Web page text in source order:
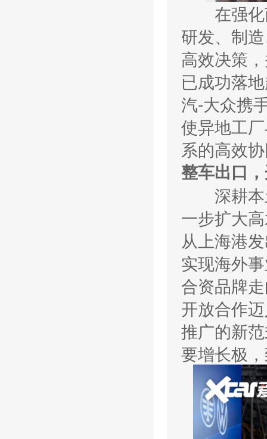
在强化
研发、制
高效决策
已成功落
汽-大众携
使异地工
系的高效
整车出口
深耕本
一步扩大
从上海港
实现海外
合资品牌
开放合作
推广的新
要增长极